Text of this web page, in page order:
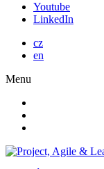
Youtube
LinkedIn
cz
en
Menu